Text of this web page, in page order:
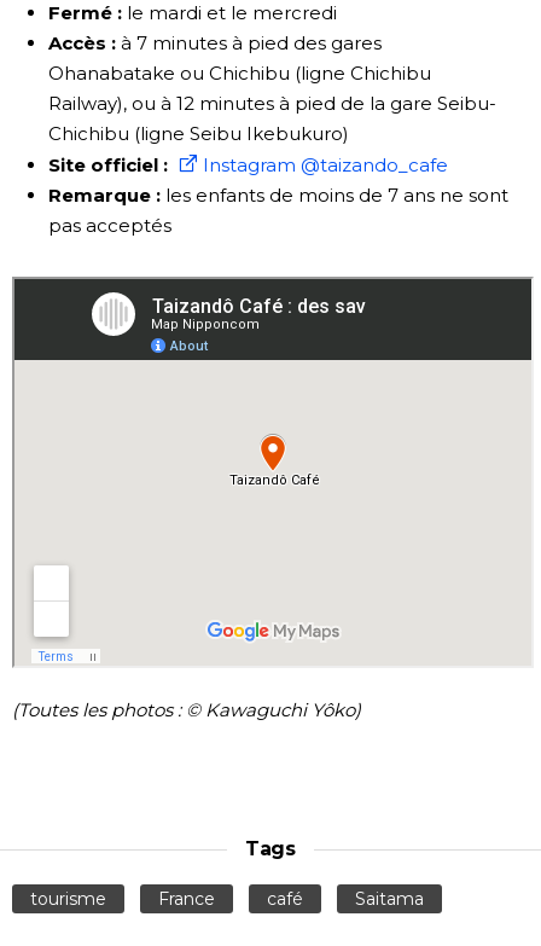
Fermé :le mardi et le mercredi
Accès :à 7 minutes à pied des gares
Ohanabatake ou Chichibu (ligne Chichibu
Railway), ou à 12 minutes à pied de la gare Seibu-
Chichibu (ligne Seibu Ikebukuro)
Site officiel :
Instagram @taizando_cafe
Remarque :les enfants de moins de 7 ans ne sont
pas acceptés
(Toutes les photos : © Kawaguchi Yôko)
Tags
tourisme France café Saitama